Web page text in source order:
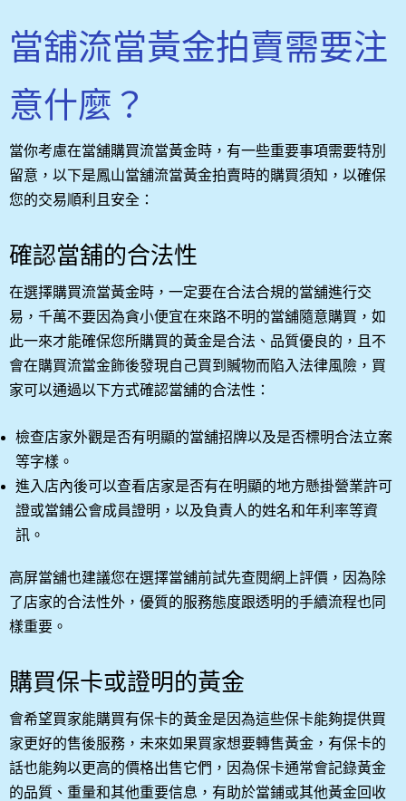
當舖流當黃金拍賣需要注
意什麼？
當你考慮在當舖購買流當黃金時，有一些重要事項需要特別
留意，以下是鳳山當舖流當黃金拍賣時的購買須知，以確保
您的交易順利且安全：
確認當舖的合法性
在選擇購買流當黃金時，一定要在合法合規的當舖進行交
易，千萬不要因為貪小便宜在來路不明的當舖隨意購買，如
此一來才能確保您所購買的黃金是合法、品質優良的，且不
會在購買流當金飾後發現自己買到贓物而陷入法律風險，買
家可以通過以下方式確認當舖的合法性：
檢查店家外觀是否有明顯的當舖招牌以及是否標明合法立案
等字樣。
進入店內後可以查看店家是否有在明顯的地方懸掛營業許可
證或當鋪公會成員證明，以及負責人的姓名和年利率等資
訊。
高屏當舖也建議您在選擇當舖前試先查閱網上評價，因為除
了店家的合法性外，優質的服務態度跟透明的手續流程也同
樣重要。
購買保卡或證明的黃金
會希望買家能購買有保卡的黃金是因為這些保卡能夠提供買
家更好的售後服務，未來如果買家想要轉售黃金，有保卡的
話也能夠以更高的價格出售它們，因為保卡通常會記錄黃金
的品質、重量和其他重要信息，有助於當鋪或其他黃金回收